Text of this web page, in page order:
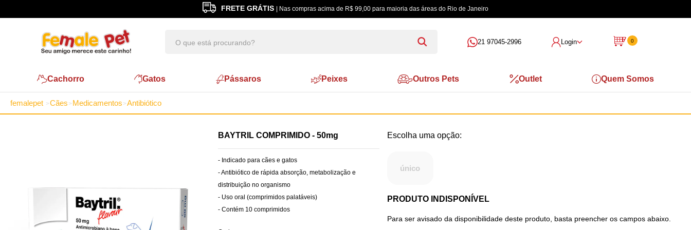
FRETE GRÁTIS | Nas compras acima de R$ 99,00 para maioria das áreas do Rio de Janeiro
21 97045-2996 Login 0
Cachorro Gatos Pássaros Peixes Outros Pets Outlet Quem Somos
femalepet Cães Medicamentos Antibiótico
BAYTRIL COMPRIMIDO - 50mg
- Indicado para cães e gatos
- Antibiótico de rápida absorção, metabolização e
distribuição no organismo
- Uso oral (comprimidos palatáveis)
- Contém 10 comprimidos
único
PRODUTO INDISPONÍVEL
Para ser avisado da disponibilidade deste produto, basta preencher os campos abaixo.